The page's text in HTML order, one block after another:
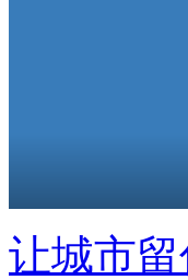
让城市